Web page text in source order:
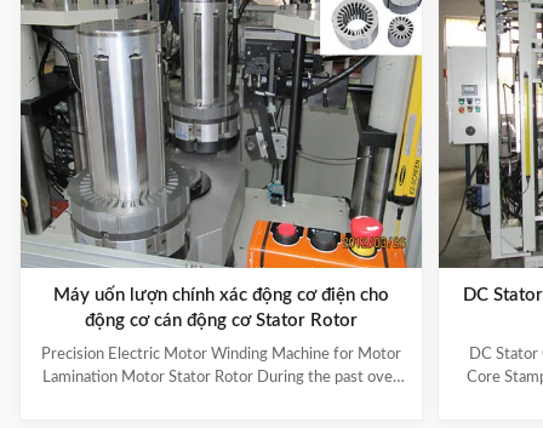
Máy uốn lượn chính xác động cơ điện cho
động cơ cán động cơ Stator Rotor
Precision Electric Motor Winding Machine for Motor
Lamination Motor Stator Rotor During the past over
DC
DC
Core